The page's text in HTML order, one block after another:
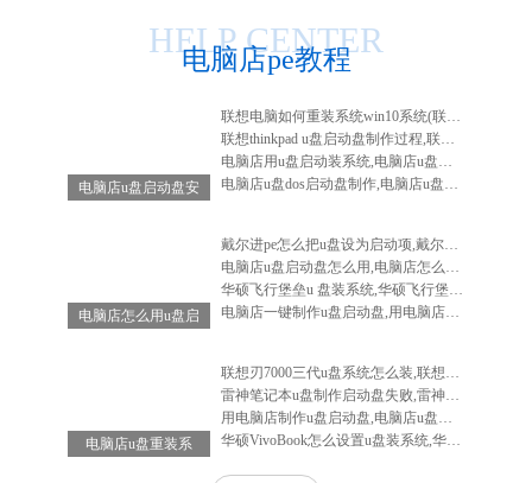
电脑店pe教程
HELP CENTER
电脑店u盘启动盘安
联想电脑如何重装系统win10系统(联想电脑怎么重装系统win10系统)
联想thinkpad u盘启动盘制作过程,联想笔记本u盘启动盘制作
电脑店用u盘启动装系统,电脑店u盘启动盘安装系统
电脑店u盘dos启动盘制作,电脑店u盘启动盘制作软件
电脑店怎么用u盘启
戴尔进pe怎么把u盘设为启动项,戴尔电脑进入bios设置u盘启动
电脑店u盘启动盘怎么用,电脑店怎么做启动u盘
华硕飞行堡垒u 盘装系统,华硕飞行堡垒装系统教程
电脑店一键制作u盘启动盘,用电脑店制作u盘启动盘
电脑店u盘重装系
联想刃7000三代u盘系统怎么装,联想刃7000怎么重装系统
雷神笔记本u盘制作启动盘失败,雷神笔记本u盘启动不了
用电脑店制作u盘启动盘,电脑店u盘启动盘制作工具教程
华硕VivoBook怎么设置u盘装系统,华硕vivobook如何重装系统